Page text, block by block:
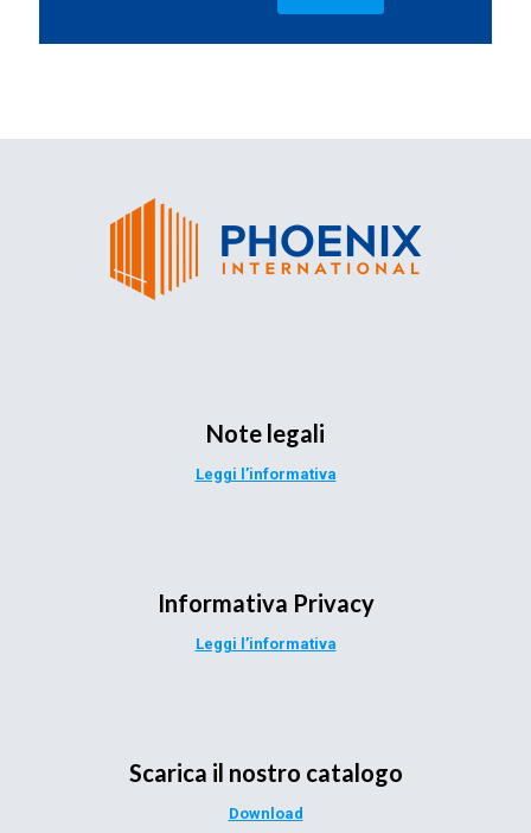
Note legali
Leggi l’informativa
Informativa Privacy
Leggi l’informativa
Scarica il nostro catalogo
Download